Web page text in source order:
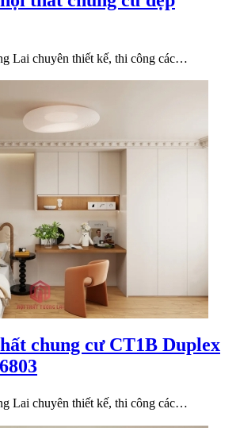
Lai​ chuyên thiết kế, thi công các…
chung cư CT1B Duplex
Lai​ chuyên thiết kế, thi công các…